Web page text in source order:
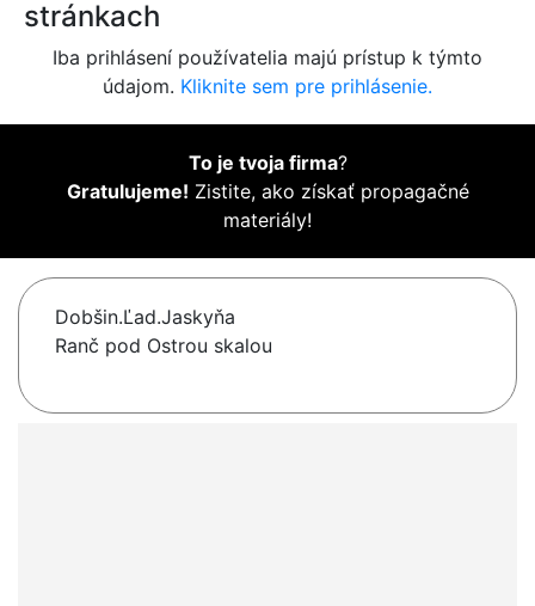
stránkach
Iba prihlásení používatelia majú prístup k týmto
údajom. Kliknite sem pre prihlásenie.
To je tvoja firma?
Gratulujeme! Zistite, ako získať propagačné
materiály!
Dobšin.Ľad.Jaskyňa
Ranč pod Ostrou skalou